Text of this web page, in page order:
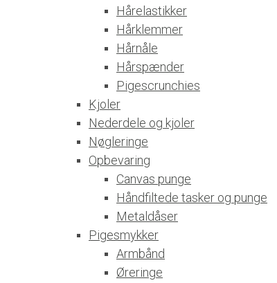
Hårelastikker
Hårklemmer
Hårnåle
Hårspænder
Pigescrunchies
Kjoler
Nederdele og kjoler
Nøgleringe
Opbevaring
Canvas punge
Håndfiltede tasker og punge
Metaldåser
Pigesmykker
Armbånd
Øreringe